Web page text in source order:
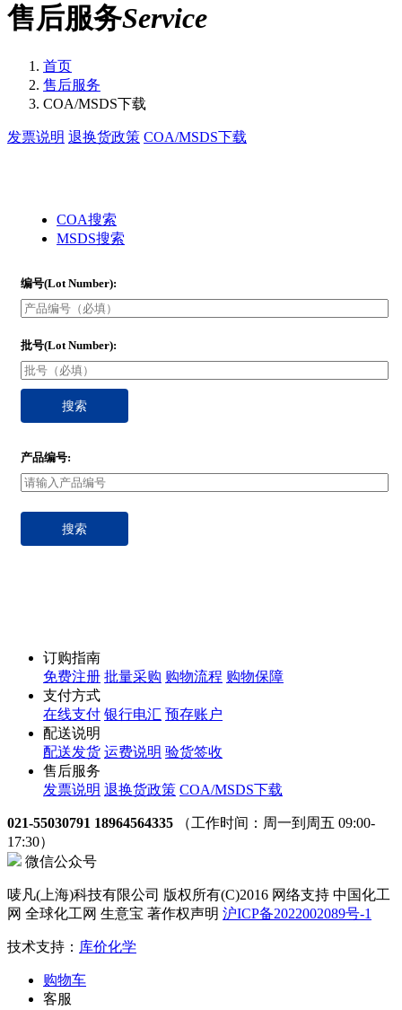
售后服务Service
首页
售后服务
COA/MSDS下载
发票说明 退换货政策 COA/MSDS下载
COA搜索
MSDS搜索
编号(Lot Number):
批号(Lot Number):
搜索
产品编号:
搜索
订购指南
免费注册 批量采购 购物流程 购物保障
支付方式
在线支付 银行电汇 预存账户
配送说明
配送发货 运费说明 验货签收
售后服务
发票说明 退换货政策 COA/MSDS下载
021-55030791 18964564335
（工作时间：周一到周五 09:00-
17:30）
微信公众号
唛凡(上海)科技有限公司 版权所有(C)2016 网络支持 中国化工
网 全球化工网 生意宝 著作权声明 沪ICP备2022002089号-1
技术支持： 库价化学
购物车
客服